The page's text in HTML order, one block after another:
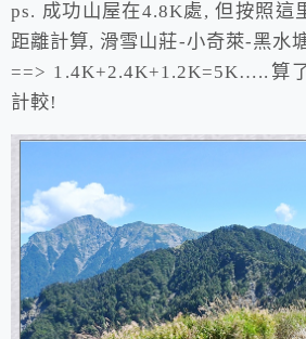
ps. 成功山屋在4.8K處, 但按照這
距離計算, 滑雪山莊-小奇萊-黑水
==> 1.4K+2.4K+1.2K=5K…..算
計較!